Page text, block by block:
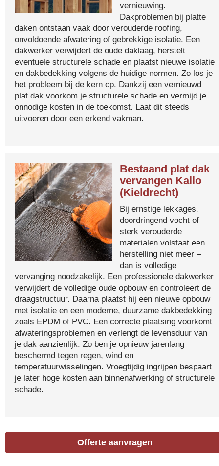
vernieuwing.
Dakproblemen bij platte
daken ontstaan vaak door verouderde roofing,
onvoldoende afwatering of gebrekkige isolatie. Een
dakwerker verwijdert de oude daklaag, herstelt
eventuele structurele schade en plaatst nieuwe isolatie
en dakbedekking volgens de huidige normen. Zo los je
het probleem bij de kern op. Dankzij een vernieuwd
plat dak voorkom je structurele schade en vermijd je
onnodige kosten in de toekomst. Laat dit steeds
uitvoeren door een erkend vakman.
Bestaand plat dak
vervangen Kallo
(Kieldrecht)
Bij ernstige lekkages,
doordringend vocht of
sterk verouderde
materialen volstaat een
herstelling niet meer –
dan is volledige
vervanging noodzakelijk. Een professionele dakwerker
verwijdert de volledige oude opbouw en controleert de
draagstructuur. Daarna plaatst hij een nieuwe opbouw
met isolatie en een moderne, duurzame dakbedekking
zoals EPDM of PVC. Een correcte plaatsing voorkomt
afwateringsproblemen en verlengt de levensduur van
je dak aanzienlijk. Zo ben je opnieuw jarenlang
beschermd tegen regen, wind en
temperatuurwisselingen. Vroegtijdig ingrijpen bespaart
je later hoge kosten aan binnenafwerking of structurele
schade.
Offerte aanvragen